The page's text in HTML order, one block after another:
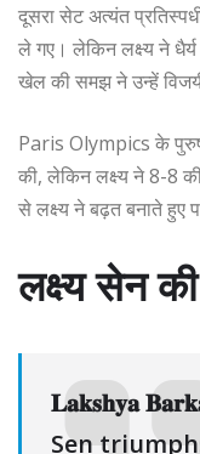
दूसरा सेट अत्यंत
ले गए। लेकिन लक्ष्य ने
खेल की समझ ने उन्हें
Paris Olympics के पुरुष
की, लेकिन लक्ष्य ने 8-8
से लक्ष्य ने बढ़त बनाते हुए
लक्ष्य सेन
𝐋𝐚𝐤𝐬𝐡𝐲𝐚
Sen